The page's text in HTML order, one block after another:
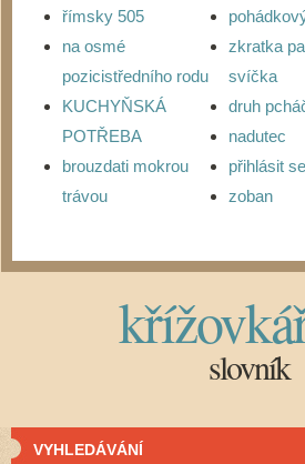
římsky 505
na osmé
pozicistředního rodu
zkratka
svíčka
KUCHYŇSKÁ
POTŘEBA
druh
nadutec
brouzdati mokrou
trávou
přihlásit se
zoban
slovník
VYHLEDÁVÁNÍ